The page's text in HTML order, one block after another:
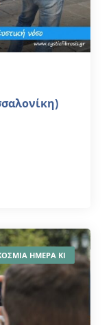
ΗΜΕΡΑ ΚΙ